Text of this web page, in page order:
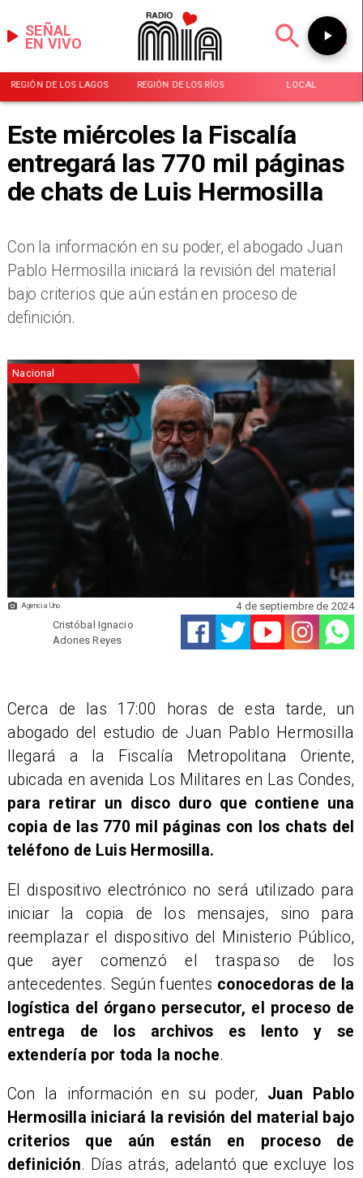
EN VIVO
SEÑAL
REGIÓN DE LOS LAGOS REGIÓN DE LOS RÍOS LOCAL
Este miércoles la Fiscalía
entregará las 770 mil páginas
de chats de Luis Hermosilla
​Con la información en su poder, el abogado Juan
Pablo Hermosilla iniciará la revisión del material
bajo criterios que aún están en proceso de
definición.
Agencia Uno
Nacional
Cristóbal Ignacio
Adones Reyes
4 de septiembre de 2024
Cerca de las 17:00 horas de esta tarde, un
abogado del estudio de Juan Pablo Hermosilla
llegará a la Fiscalía Metropolitana Oriente,
ubicada en avenida Los Militares en Las Condes,
para retirar un disco duro que contiene una
copia de las 770 mil páginas con los chats del
teléfono de Luis Hermosilla.
El dispositivo electrónico no será utilizado para
iniciar la copia de los mensajes, sino para
reemplazar el dispositivo del Ministerio Público,
que ayer comenzó el traspaso de los
antecedentes. Según fuentes conocedoras de la
logística del órgano persecutor, el proceso de
entrega de los archivos es lento y se
extendería por toda la noche.
Con la información en su poder, Juan Pablo
Hermosilla iniciará la revisión del material bajo
criterios que aún están en proceso de
definición. Días atrás, adelantó que excluye los